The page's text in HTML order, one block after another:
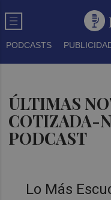
PODCASTS
ÚLTIMAS
COTIZADA-
PODCAST
Lo Más